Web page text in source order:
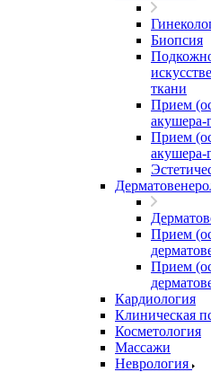
Биопсия
ткани
Прием
Прием
Прием
Прием
Кардиология
Клиническая
Косметология
Массажи
Неврология